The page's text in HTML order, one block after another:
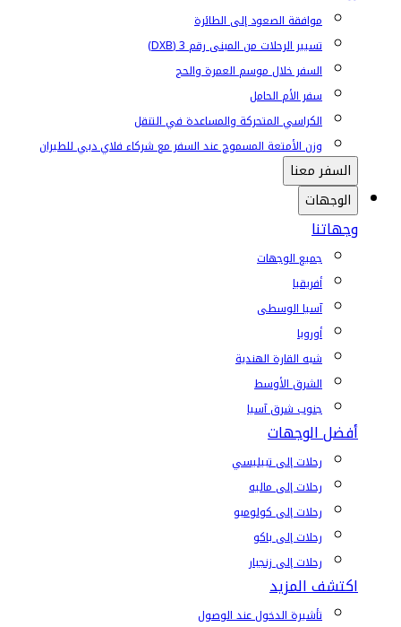
موافقة الصعود إلى الطائرة
تسيير الرحلات من المبنى رقم 3 (DXB)
السفر خلال موسم العمرة والحج
سفر الأم الحامل
الكراسي المتحركة والمساعدة في التنقل
وزن الأمتعة المسموح عند السفر مع شركاء فلاي دبي للطيران
السفر معنا
الوجهات
وجهاتنا
جميع الوجهات
أفريقيا
آسيا الوسطى
أوروبا
شبه القارة الهندية
الشرق الأوسط
جنوب شرق آسيا
أفضل الوجهات
رحلات إلى تبيليسي
رحلات إلى ماليه
رحلات إلى كولومبو
رحلات إلى باكو
رحلات إلى زنجبار
اكتشف المزيد
تأشيرة الدخول عند الوصول